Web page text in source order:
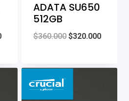
Current
is:
$740.000.
ADATA SU650
512GB
$360.000 Original
was:
$320.000Current
is: